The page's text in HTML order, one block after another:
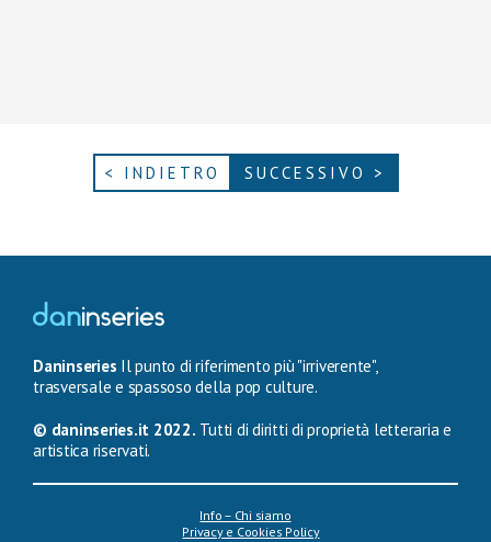
< INDIETRO SUCCESSIVO >
Daninseries Il punto di riferimento più "irriverente",
trasversale e spassoso della pop culture.
© daninseries.it 2022. Tutti di diritti di proprietà letteraria e
artistica riservati.
Info – Chi siamo
Privacy e Cookies Policy